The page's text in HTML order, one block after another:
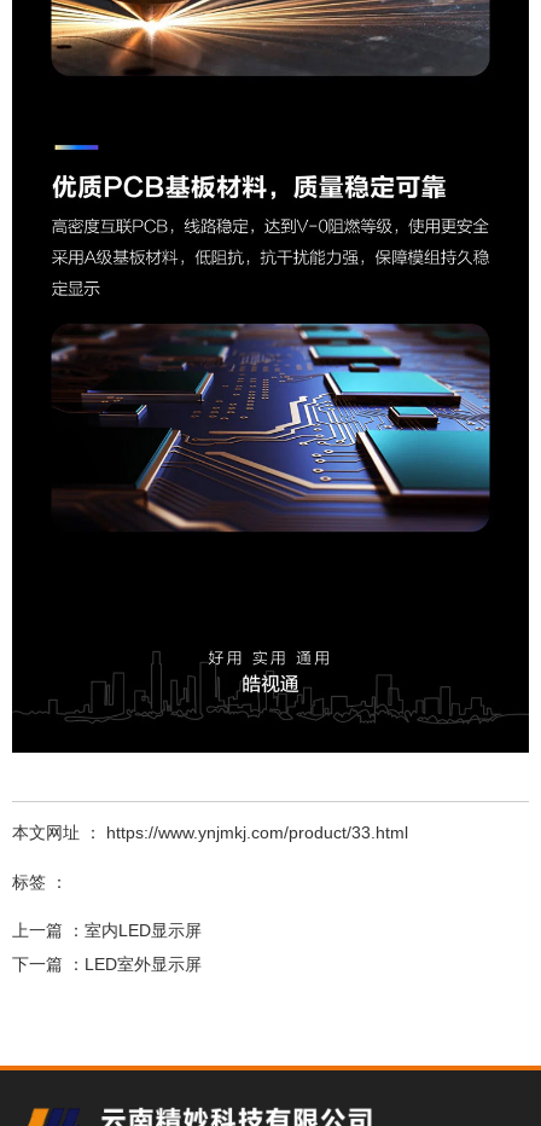
本文网址 ： https://www.ynjmkj.com/product/33.html
标签 ：
上一篇 ： 室内LED显示屏
下一篇 ： LED室外显示屏